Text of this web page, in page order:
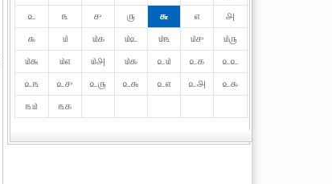
௨
௩ ௪ ௫ ௬ ௭
௮
௯
௰ ௰௧ ௰௨ ௰௩ ௰௪
௰௫
௰௬
௰௭ ௰௮ ௰௯ ௨௰ ௨௧
௨௨
௨௩
௨௪ ௨௫ ௨௬ ௨௭ ௨௮
௨௯
௩௰
௩௧